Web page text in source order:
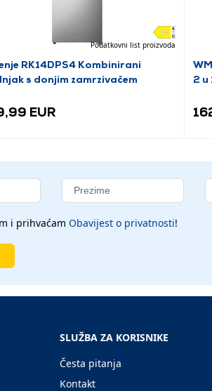
Podatkovni list proizvoda
RK14DPS4 Kombinirani
s donjim zamrzivačem
EUR
2 u
i prihvaćam Obavijest o privatnosti!
SLUŽBA ZA KORISNIKE
Česta pitanja
Kontakt